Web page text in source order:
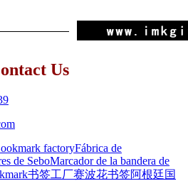
Us
factoryFábrica de
de SeboMarcador de la bandera de
书签工厂赛波花书签阿根廷国